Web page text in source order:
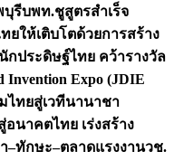
บุรีบพท.ชูสูตรสำเร็จ
ยให้เติบโตด้วยการสร้าง
กประดิษฐ์ไทย คว้ารางวัล
Invention Expo (JDIE
ไทยสู่เวทีนานาชา
นาคตไทย เร่งสร้าง
–ทักษะ–ตลาดแรงงานวช.